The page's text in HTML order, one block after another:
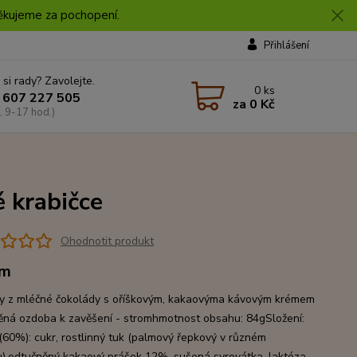
za pochopení.
Přihlášení
rady? Zavolejte.
227 505
9-17 hod.)
0 ks
za 0 Kč
krabičce
Ohodnotit produkt
z mléčné čokolády s oříškovým, kakaovýma kávovým krémem
ozdoba k zavěšení - stromhmotnost obsahu: 84gSložení:
cukr, rostlinný tuk (palmový řepkový v různém